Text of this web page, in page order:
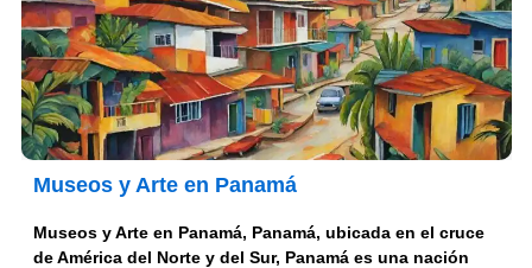
Museos y Arte en Panamá
Museos y Arte en Panamá, Panamá, ubicada en el cruce
de América del Norte y del Sur, Panamá es una nación